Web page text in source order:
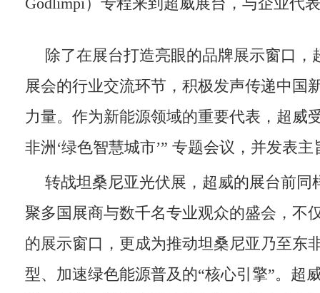
Godlimpi）专程来到超威展台，与企业代
除了在展台打造亮眼的品牌展示窗口，
展会的行业交流环节，积极发声传递中国
力量。作为新能源领域的重要代表，超威
非洲‘绿色智慧城市’” 专题会议，并发表主
转战坦桑尼亚光伏展，超威的展台前同
聚多国展商与数千名专业观众的盛会，不
的展示窗口，更成为推动坦桑尼亚乃至东
型、加速绿色能源普及的“核心引擎”。超